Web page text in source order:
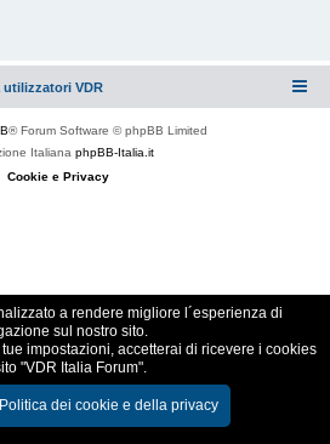
utilizzatori VDR
® Forum Software © phpBB Limited
Italiana phpBB-Italia.it
Cookie e Privacy
a rendere migliore l´esperienza di
sul nostro sito.
impostazioni, accetterai di ricevere i cookies
"VDR Italia Forum".
Politica dei cookie e della privacy